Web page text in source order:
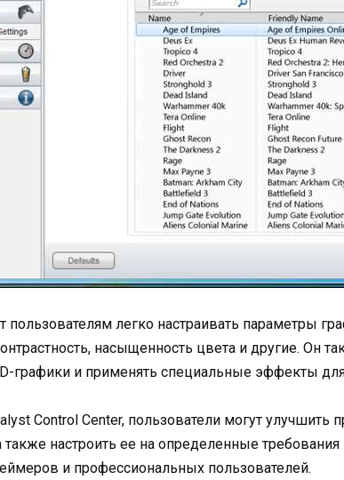
пользователям легко настраивать параметры
насыщенность цвета и другие. Он
графики и применять специальные эффекты
Control Center, пользователи могут улучшить
настроить ее на определенные требования
и профессиональных пользователей.